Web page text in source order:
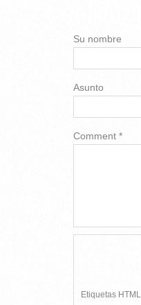
Su nombre
Asunto
Comment *
Etiquetas